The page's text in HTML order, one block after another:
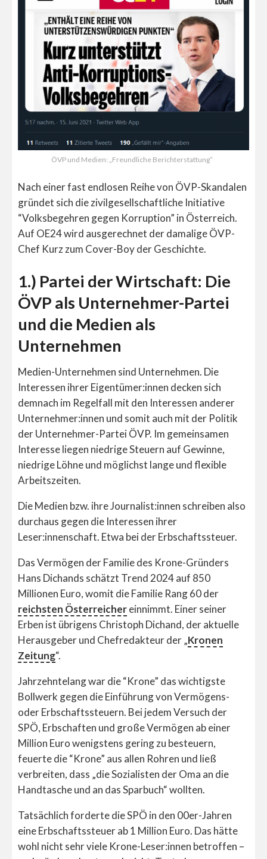
ÖVP und Medien: „Freundliche Berichterstattung“
Nach einer fast endlosen Reihe von ÖVP-Skandalen
gründet sich die zivilgesellschaftliche Initiative
“Volksbegehren gegen Korruption” in Österreich.
Auf OE24 wird ausgerechnet der damalige ÖVP-
Chef Kurz zum Cover-Boy der Geschichte.
1.) Partei der Wirtschaft: Die
ÖVP als Unternehmer-Partei
und die Medien als
Unternehmen
Medien-Unternehmen sind Unternehmen. Die
Interessen ihrer Eigentümer:innen decken sich
demnach im Regelfall mit den Interessen anderer
Unternehmer:innen und somit auch mit der Politik
der Unternehmer-Partei ÖVP. Im gemeinsamen
Interesse liegen niedrige Steuern auf Gewinne,
niedrige Löhne und möglichst lange und flexible
Arbeitszeiten.
Die Medien bzw. ihre Journalist:innen schreiben also
durchaus gegen die Interessen ihrer
Leser:innenschaft. Etwa bei der Erbschaftssteuer.
Das Vermögen der Familie des Krone-Gründers
Hans Dichands schätzt Trend 2024 auf 850
Millionen Euro, womit die Familie Rang 60 der
reichsten Österreichereinnimmt. Einer seiner
Erben ist übrigens Christoph Dichand, der aktuelle
Herausgeber und Chefredakteur der „Kronen
Zeitung“.
Jahrzehntelang war die “Krone” das wichtigste
Bollwerk gegen die Einführung von Vermögens-
oder Erbschaftssteuern. Bei jedem Versuch der
SPÖ, Erbschaften und große Vermögen ab einer
Million Euro wenigstens gering zu besteuern,
feuerte die “Krone” aus allen Rohren und ließ
verbreiten, dass „die Sozialisten der Oma an die
Handtasche und an das Sparbuch“ wollten.
Tatsächlich forderte die SPÖ in den 00er-Jahren
eine Erbschaftssteuer ab 1 Million Euro. Das hätte
wohl nicht sehr viele Krone-Leser:innen betroffen –